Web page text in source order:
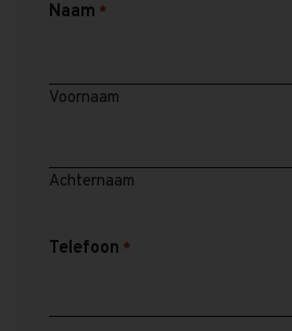
Naam *
Voornaam
Achternaam
Telefoon *